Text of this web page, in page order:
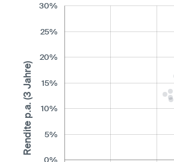
0%
5%
10%
15%
20%
25%
30%
Rendite p.a. (3 Jahre)